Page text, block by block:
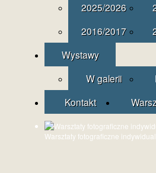
2025/2026
2016/2017
Wystawy
W galerii
Kontakt
Warsztaty fotograficzne